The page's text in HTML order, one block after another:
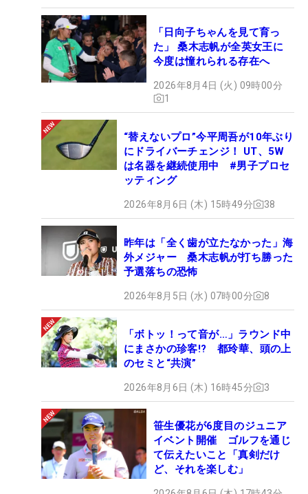
「日向子ちゃんを見て育っ
た」 桑木志帆が全英女王に
今度は憧れられる存在へ
2026年8月4日 (火) 09時00分
1
“替えないプロ”今平周吾が10年ぶり
にドライバーチェンジ！ UT、5W
は名器を継続使用中 #男子プロセ
ッティング
2026年8月6日 (木) 15時49分 38
昨年は「全く歯が立たなかった」海
外メジャー 桑木志帆が打ち勝った
予選落ちの恐怖
2026年8月5日 (水) 07時00分 8
「ボトッ！って音が…」ラウンド中
にまさかの珍客!? 都玲華、頭の上
のセミと“共演”
2026年8月6日 (木) 16時45分 3
笹生優花が6度目のジュニア
イベント開催 ゴルフを通じ
て伝えたいこと「真剣だけ
ど、それを楽しむ」